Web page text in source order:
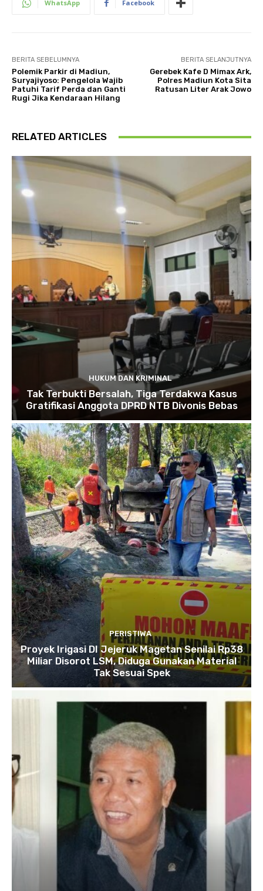
WhatsApp Facebook
BERITA SEBELUMNYA
Polemik Parkir di Madiun,
Suryajiyoso: Pengelola Wajib
Patuhi Tarif Perda dan Ganti
Rugi Jika Kendaraan Hilang
BERITA SELANJUTNYA
Gerebek Kafe D Mimax Ark,
Polres Madiun Kota Sita
Ratusan Liter Arak Jowo
RELATED ARTICLES
HUKUM DAN KRIMINAL
Tak Terbukti Bersalah, Tiga Terdakwa Kasus
Gratifikasi Anggota DPRD NTB Divonis Bebas
PERISTIWA
Proyek Irigasi DI Jejeruk Magetan Senilai Rp38
Miliar Disorot LSM, Diduga Gunakan Material
Tak Sesuai Spek